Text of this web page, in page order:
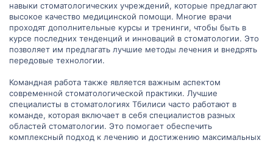
навыки стоматологических учреждений, которые предлагают
высокое качество медицинской помощи. Многие врачи
проходят дополнительные курсы и тренинги, чтобы быть в
курсе последних тенденций и инноваций в стоматологии. Это
позволяет им предлагать лучшие методы лечения и внедрять
передовые технологии.
Командная работа также является важным аспектом
современной стоматологической практики. Лучшие
специалисты в стоматологиях Тбилиси часто работают в
команде, которая включает в себя специалистов разных
областей стоматологии. Это помогает обеспечить
комплексный подход к лечению и достижению максимальных